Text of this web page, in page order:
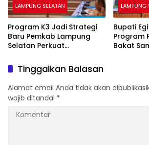
LAMPUNG SELATAN
Program K3 Jadi Strategi
Baru Pemkab Lampung
Selatan Perkuat
Keluarga
LAMPUNG
Bupati
Program
Bakat
Tinggalkan Balasan
Alamat email Anda tidak akan
wajib ditandai *